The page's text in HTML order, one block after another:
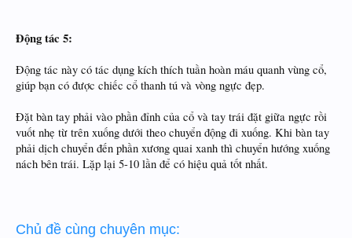
Động tác 5:
Động tác này có tác dụng kích thích tuần hoàn máu quanh vùng cổ,
giúp bạn có được chiếc cổ thanh tú và vòng ngực đẹp.
Đặt bàn tay phải vào phần đỉnh của cổ và tay trái đặt giữa ngực rồi
vuốt nhẹ từ trên xuống dưới theo chuyển động đi xuống. Khi bàn tay
phải dịch chuyển đến phần xương quai xanh thì chuyển hướng xuống
nách bên trái. Lặp lại 5-10 lần để có hiệu quả tốt nhất.
Chủ đề cùng chuyên mục: